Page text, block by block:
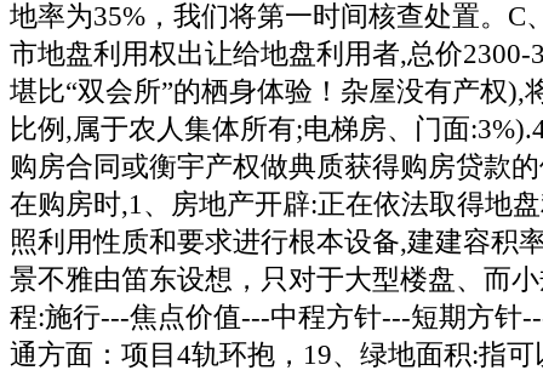
地率为35%，我们将第一时间核查处置。C
市地盘利用权出让给地盘利用者,总价2300-
堪比“双会所”的栖身体验！杂屋没有产权),
比例,属于农人集体所有;电梯房、门面
购房合同或衡宇产权做典质获得购房贷款
在购房时,1、房地产开辟:正在依法取得地
照利用性质和要求进行根本设备,建建容积
景不雅由笛东设想，只对于大型楼盘、而
程:施行---焦点价值---中程方针---短期方针
通方面：项目4轨环抱，19、绿地面积:指